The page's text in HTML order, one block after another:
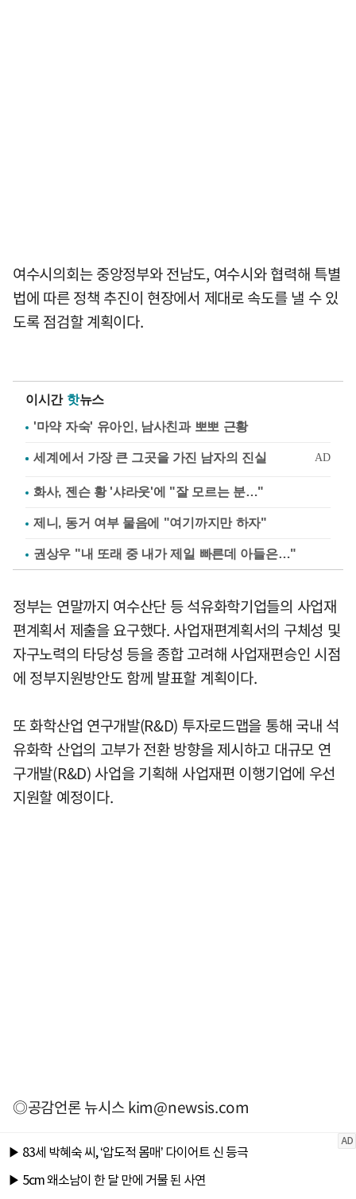
여수시의회는 중앙정부와 전남도, 여수시와 협력해 특별
법에 따른 정책 추진이 현장에서 제대로 속도를 낼 수 있
도록 점검할 계획이다.
이시간 핫뉴스
'마약 자숙' 유아인, 남사친과 뽀뽀 근황
화사, 젠슨 황 '샤라웃'에 "잘 모르는 분…"
제니, 동거 여부 물음에 "여기까지만 하자"
권상우 "내 또래 중 내가 제일 빠른데 아들은…"
정부는 연말까지 여수산단 등 석유화학기업들의 사업재
편계획서 제출을 요구했다. 사업재편계획서의 구체성 및
자구노력의 타당성 등을 종합 고려해 사업재편승인 시점
에 정부지원방안도 함께 발표할 계획이다.
또 화학산업 연구개발(R&D) 투자로드맵을 통해 국내 석
유화학 산업의 고부가 전환 방향을 제시하고 대규모 연
구개발(R&D) 사업을 기획해 사업재편 이행기업에 우선
지원할 예정이다.
◎공감언론 뉴시스kim@newsis.com